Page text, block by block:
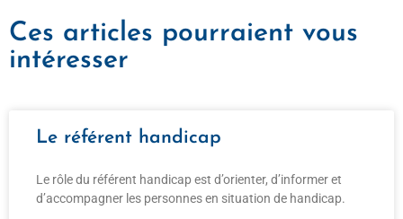
Ces articles pourraient vous
intéresser
Le référent handicap
Le rôle du référent handicap est d’orienter, d’informer et
d’accompagner les personnes en situation de handicap.